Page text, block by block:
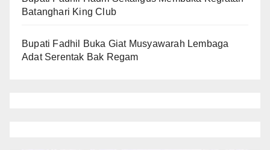
Batanghari King Club
Bupati Fadhil Buka Giat Musyawarah Lembaga
Adat Serentak Bak Regam